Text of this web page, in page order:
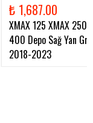
₺ 1,687.00
XMAX 125 XMAX 250
400 Depo Sağ Yan
2018-2023